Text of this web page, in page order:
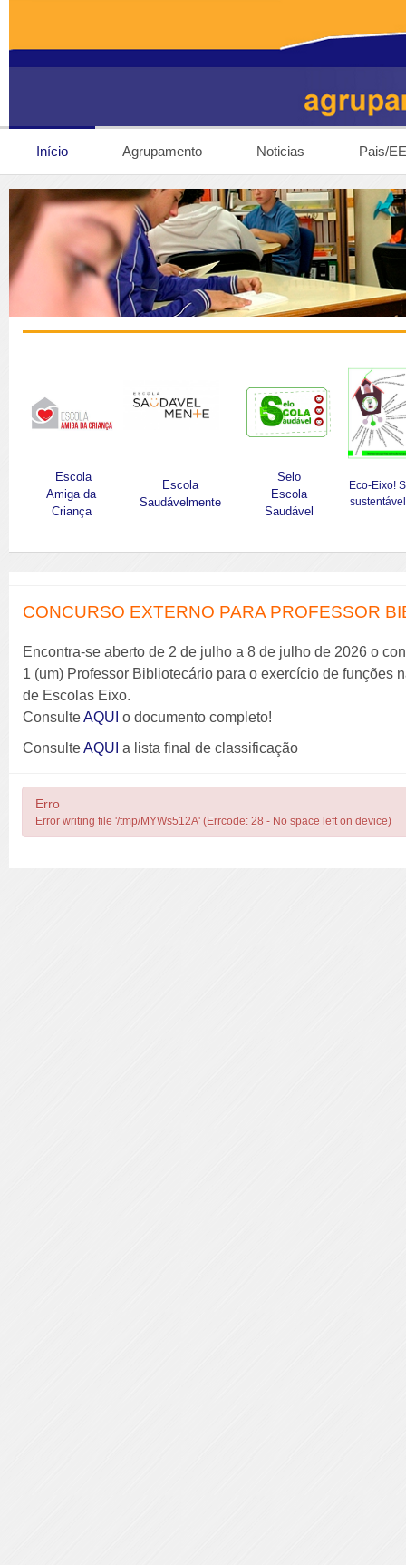
Início Agrupamento Noticias Pais/EE
Escola
Amiga da
Criança
Escola
Saudávelmente
Selo
Escola
Saudável
Eco-Eixo!
CONCURSO EXTERNO PARA PROFESSOR
Encontra-se aberto de 2 de julho a 8 de julho de 2026 o
1 (um) Professor Bibliotecário para o exercício de funções
de Escolas Eixo.
ConsulteAQUI o documento completo!
ConsulteAQUI a lista final de classificação
Erro
Error writing file '/tmp/MYWs512A' (Errcode: 28 - No space left on device)